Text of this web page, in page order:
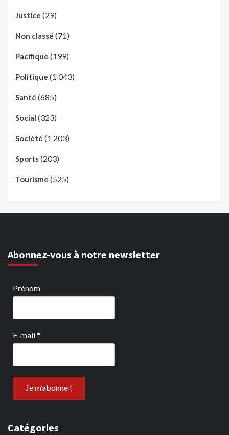
Justice (29)
Non classé (71)
Pacifique (199)
Politique (1 043)
Santé (685)
Social (323)
Société (1 203)
Sports(203)
Tourisme (525)
Abonnez-vous à notre newsletter
Prénom
E-mail*
Catégories